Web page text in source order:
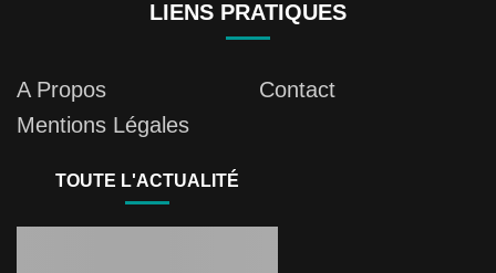
LIENS PRATIQUES
A Propos
Contact
Mentions Légales
TOUTE L'ACTUALITÉ